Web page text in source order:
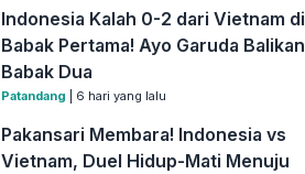
Indonesia Kalah 0-2 dari Vietnam di
Babak Pertama! Ayo Garuda Balikan
Babak Dua
Patandang | 6 hari yang lalu
Pakansari Membara! Indonesia vs
Vietnam, Duel Hidup-Mati Menuju